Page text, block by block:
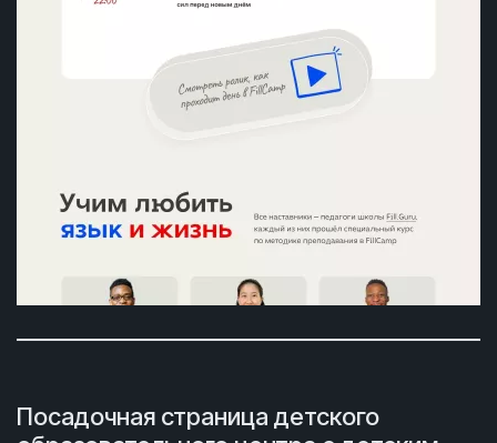
Посадочная страница детского